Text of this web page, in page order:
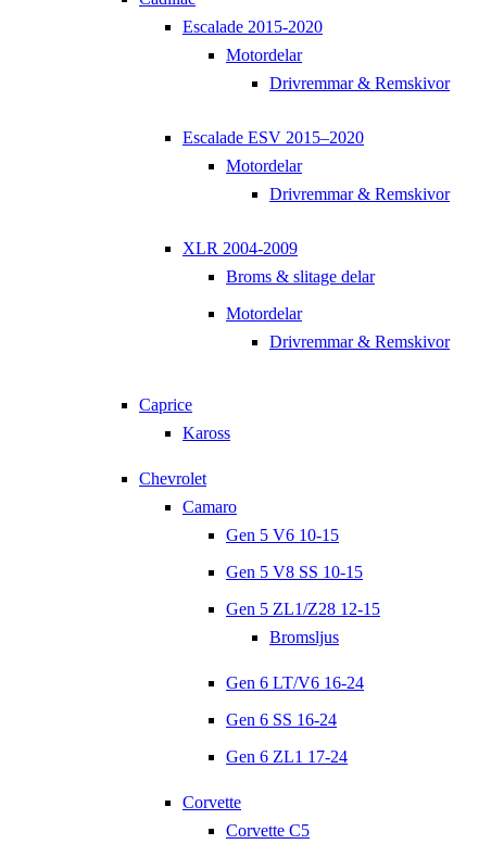
Escalade 2015-2020
Motordelar
Drivremmar & Remskivor
Escalade ESV 2015–2020
Motordelar
Drivremmar & Remskivor
XLR 2004-2009
Broms & slitage delar
Motordelar
Drivremmar & Remskivor
Caprice
Kaross
Chevrolet
Camaro
Gen 5 V6 10-15
Gen 5 V8 SS 10-15
Gen 5 ZL1/Z28 12-15
Bromsljus
Gen 6 LT/V6 16-24
Gen 6 SS 16-24
Gen 6 ZL1 17-24
Corvette
Corvette C5